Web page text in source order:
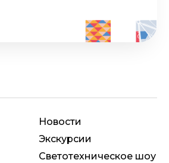
Новости
Экскурсии
Свето­техническое шоу